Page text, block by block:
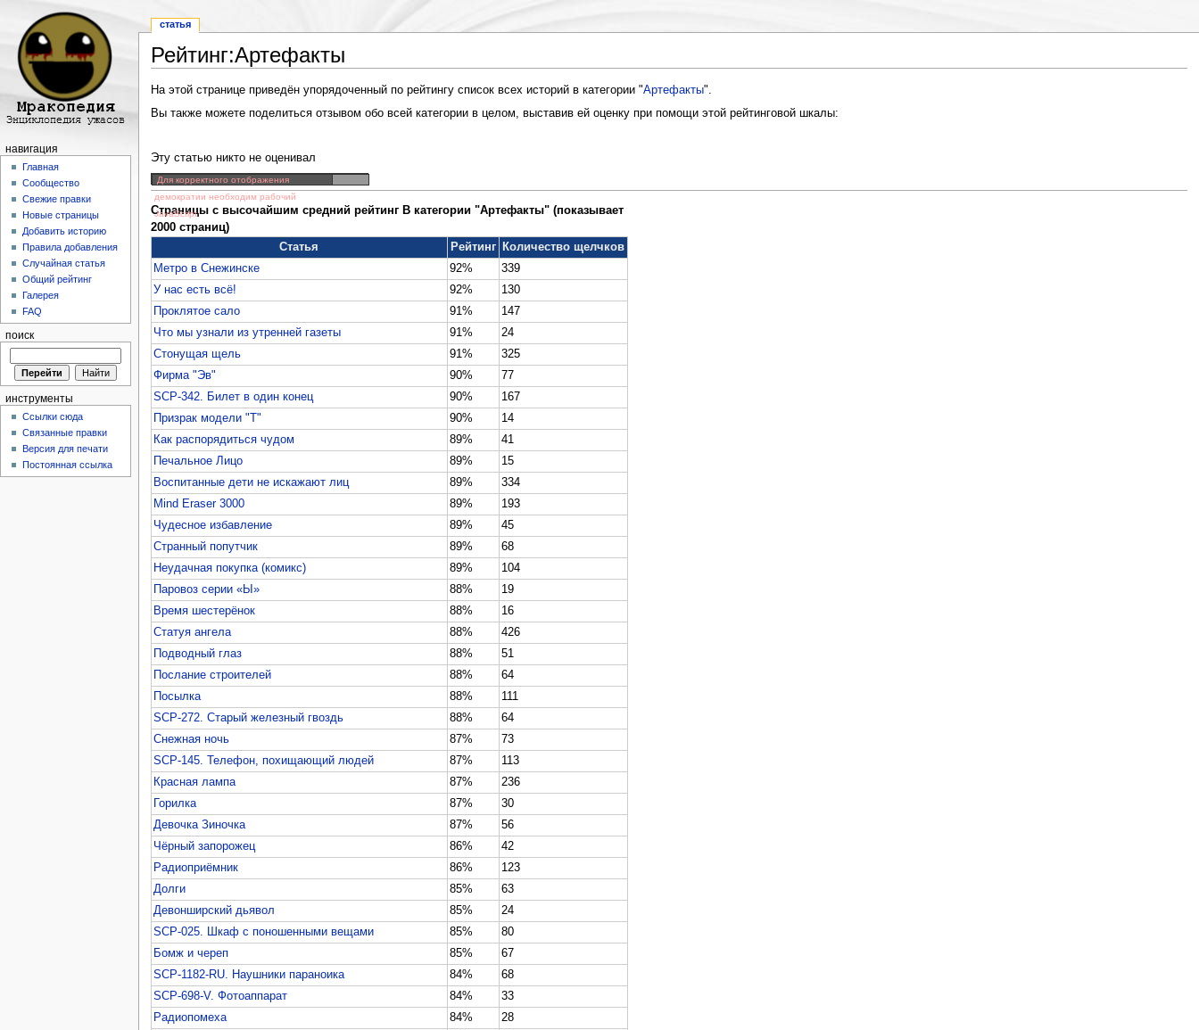
Рейтинг:Артефакты
На этой странице приведён упорядоченный по рейтингу список всех историй в категории "Артефакты".
Вы также можете поделиться отзывом обо всей категории в целом, выставив ей оценку при помощи этой рейтинговой шкалы:
Эту статью никто не оценивал
Для корректного отображения
демократии необходим рабочий
JavaScript
Страницы с высочайшим средний рейтинг В категории "Артефакты" (показывает
2000 страниц)
Статья
Рейтинг
Количество щелчков
Метро в Снежинске
92%
339
У нас есть всё!
92%
130
Проклятое сало
91%
147
Что мы узнали из утренней газеты
91%
24
Стонущая щель
91%
325
Фирма "Эв"
90%
77
SCP-342. Билет в один конец
90%
167
Призрак модели "Т"
90%
14
Как распорядиться чудом
89%
41
Печальное Лицо
89%
15
Воспитанные дети не искажают лиц
89%
334
Mind Eraser 3000
89%
193
Чудесное избавление
89%
45
Странный попутчик
89%
68
Неудачная покупка (комикс)
89%
104
Паровоз серии «Ы»
88%
19
Время шестерёнок
88%
16
Статуя ангела
88%
426
Подводный глаз
88%
51
Послание строителей
88%
64
Посылка
88%
111
SCP-272. Старый железный гвоздь
88%
64
Снежная ночь
87%
73
SCP-145. Телефон, похищающий людей
87%
113
Красная лампа
87%
236
Горилка
87%
30
Девочка Зиночка
87%
56
Чёрный запорожец
86%
42
Радиоприёмник
86%
123
Долги
85%
63
Девонширский дьявол
85%
24
SCP-025. Шкаф с поношенными вещами
85%
80
Бомж и череп
85%
67
SCP-1182-RU. Наушники параноика
84%
68
SCP-698-V. Фотоаппарат
84%
33
Радиопомеха
84%
28
статья
навигация
Главная
Сообщество
Свежие правки
Новые страницы
Добавить историю
Правила добавления
Случайная статья
Общий рейтинг
Галерея
FAQ
поиск
инструменты
Ссылки сюда
Связанные правки
Версия для печати
Постоянная ссылка